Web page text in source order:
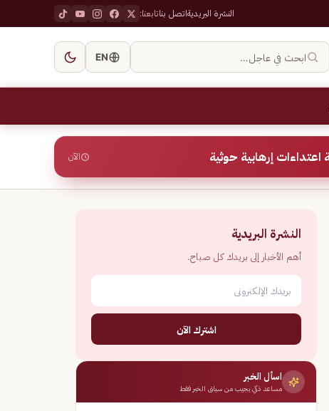
النشرة البريديةاتصل بناتابعنا:
ابحث في عاجل… EN
الآن
النشرة البريدية
أهم الأخبار إلى بريدك كل صباح.
اشترك الآن
اسأل الخبر
مساعد ذكي يجيب من سياق الخبر فقط